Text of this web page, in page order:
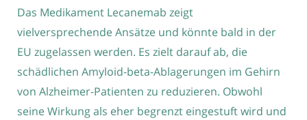
Das Medikament Lecanemab zeigt
vielversprechende Ansätze und könnte bald in der
EU zugelassen werden. Es zielt darauf ab, die
schädlichen Amyloid-beta-Ablagerungen im Gehirn
von Alzheimer-Patienten zu reduzieren. Obwohl
seine Wirkung als eher begrenzt eingestuft wird und